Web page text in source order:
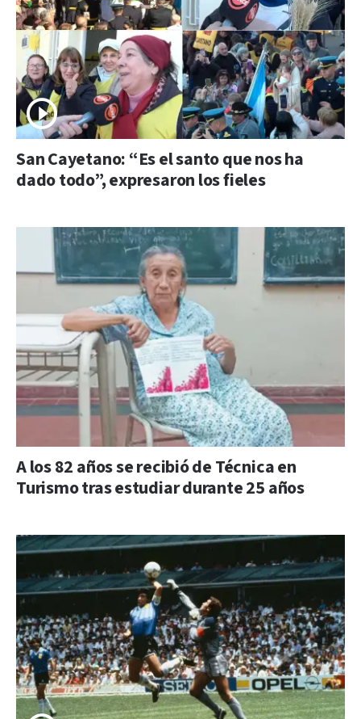
San Cayetano: “Es el santo que nos ha
dado todo”, expresaron los fieles
A los 82 años se recibió de Técnica en
Turismo tras estudiar durante 25 años